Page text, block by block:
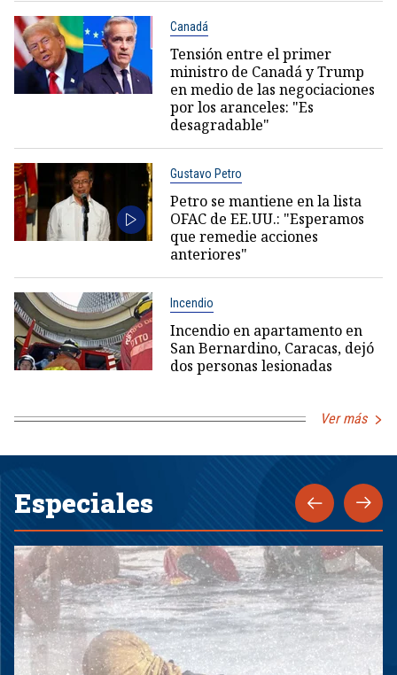
Canadá
Tensión entre el primer
ministro de Canadá y Trump
en medio de las negociaciones
por los aranceles: "Es
desagradable"
Gustavo Petro
Petro se mantiene en la lista
OFAC de EE.UU.: "Esperamos
que remedie acciones
anteriores"
Incendio
Incendio en apartamento en
San Bernardino, Caracas, dejó
dos personas lesionadas
Ver más
Especiales